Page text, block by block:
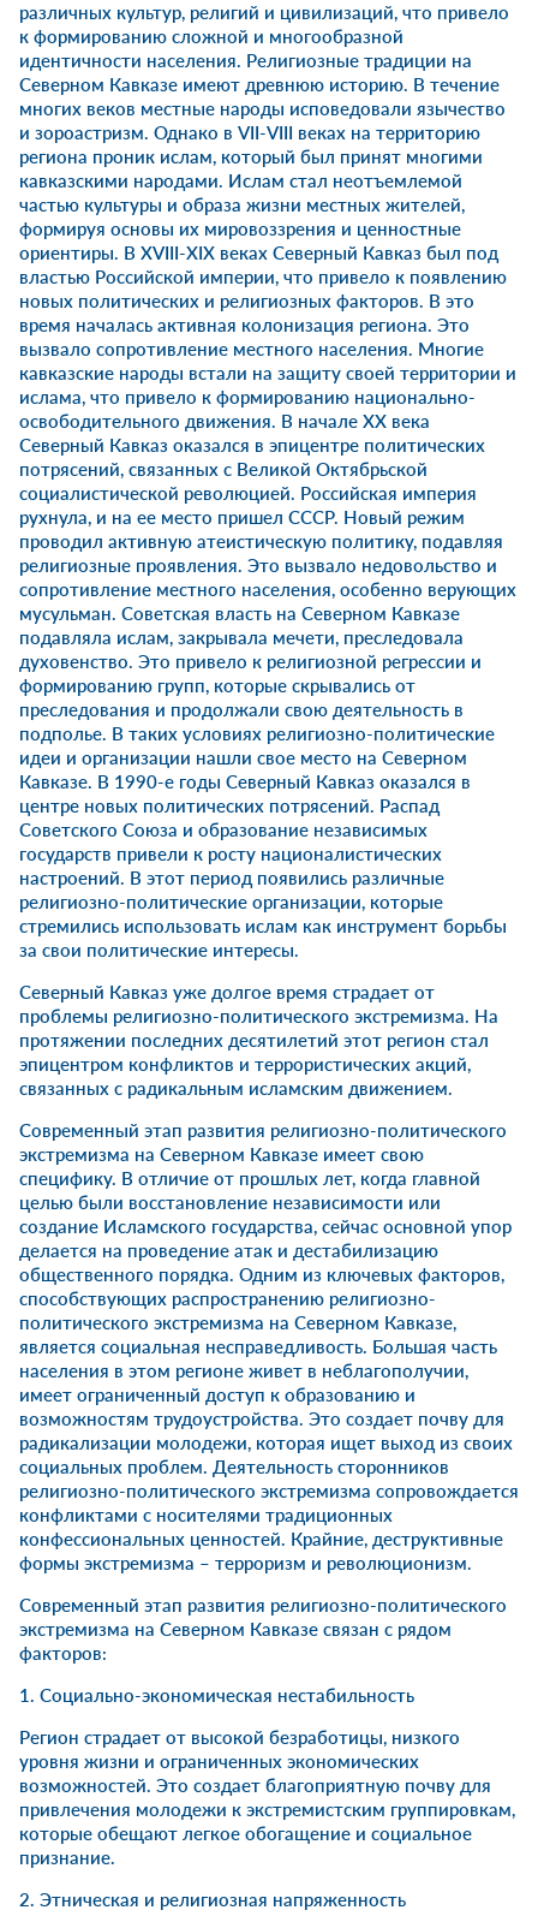
различных культур, религий и цивилизаций, что привело
к формированию сложной и многообразной
идентичности населения. Религиозные традиции на
Северном Кавказе имеют древнюю историю. В течение
многих веков местные народы исповедовали язычество
и зороастризм. Однако в VII-VIII веках на территорию
региона проник ислам, который был принят многими
кавказскими народами. Ислам стал неотъемлемой
частью культуры и образа жизни местных жителей,
формируя основы их мировоззрения и ценностные
ориентиры. В XVIII-XIX веках Северный Кавказ был под
властью Российской империи, что привело к появлению
новых политических и религиозных факторов. В это
время началась активная колонизация региона. Это
вызвало сопротивление местного населения. Многие
кавказские народы встали на защиту своей территории и
ислама, что привело к формированию национально-
освободительного движения. В начале XX века
Северный Кавказ оказался в эпицентре политических
потрясений, связанных с Великой Октябрьской
социалистической революцией. Российская империя
рухнула, и на ее место пришел СССР. Новый режим
проводил активную атеистическую политику, подавляя
религиозные проявления. Это вызвало недовольство и
сопротивление местного населения, особенно верующих
мусульман. Советская власть на Северном Кавказе
подавляла ислам, закрывала мечети, преследовала
духовенство. Это привело к религиозной регрессии и
формированию групп, которые скрывались от
преследования и продолжали свою деятельность в
подполье. В таких условиях религиозно-политические
идеи и организации нашли свое место на Северном
Кавказе. В 1990-е годы Северный Кавказ оказался в
центре новых политических потрясений. Распад
Советского Союза и образование независимых
государств привели к росту националистических
настроений. В этот период появились различные
религиозно-политические организации, которые
стремились использовать ислам как инструмент борьбы
за свои политические интересы.
Северный Кавказ уже долгое время страдает от
проблемы религиозно-политического экстремизма. На
протяжении последних десятилетий этот регион стал
эпицентром конфликтов и террористических акций,
связанных с радикальным исламским движением.
Современный этап развития религиозно-политического
экстремизма на Северном Кавказе имеет свою
специфику. В отличие от прошлых лет, когда главной
целью были восстановление независимости или
создание Исламского государства, сейчас основной упор
делается на проведение атак и дестабилизацию
общественного порядка. Одним из ключевых факторов,
способствующих распространению религиозно-
политического экстремизма на Северном Кавказе,
является социальная несправедливость. Большая часть
населения в этом регионе живет в неблагополучии,
имеет ограниченный доступ к образованию и
возможностям трудоустройства. Это создает почву для
радикализации молодежи, которая ищет выход из своих
социальных проблем. Деятельность сторонников
религиозно-политического экстремизма сопровождается
конфликтами с носителями традиционных
конфессиональных ценностей. Крайние, деструктивные
формы экстремизма – терроризм и революционизм.
Современный этап развития религиозно-политического
экстремизма на Северном Кавказе связан с рядом
факторов:
1. Социально-экономическая нестабильность
Регион страдает от высокой безработицы, низкого
уровня жизни и ограниченных экономических
возможностей. Это создает благоприятную почву для
привлечения молодежи к экстремистским группировкам,
которые обещают легкое обогащение и социальное
признание.
2. Этническая и религиозная напряженность